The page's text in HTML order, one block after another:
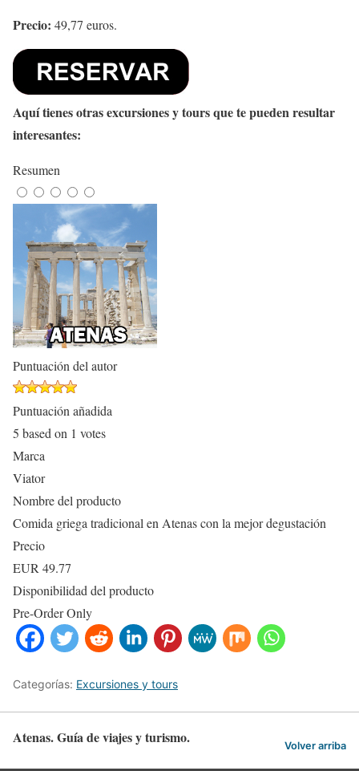
Precio: 49,77 euros.
Aquí tienes otras excursiones y tours que te pueden resultar
interesantes:
Resumen
Puntuación del autor
Puntuación añadida
5 based on 1 votes
Marca
Viator
Nombre del producto
Comida griega tradicional en Atenas con la mejor degustación
Precio
EUR 49.77
Disponibilidad del producto
Pre-Order Only
Categorías: Excursiones y tours
Atenas. Guía de viajes y turismo. Volver arriba